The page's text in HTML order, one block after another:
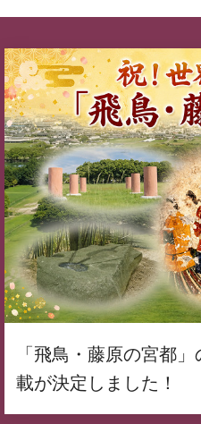
「飛鳥・藤原の宮都
載が決定しました！